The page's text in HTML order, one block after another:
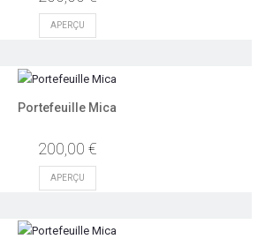
APERÇU
Portefeuille Mica
200,00 €
APERÇU